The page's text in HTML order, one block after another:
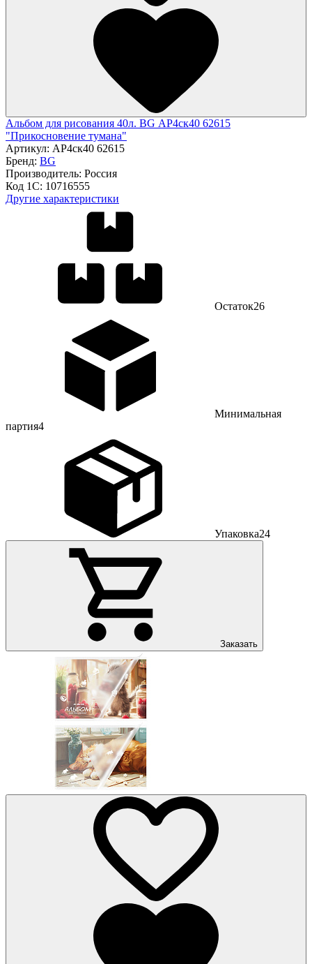
Альбом для рисования 40л. BG АР4ск40 62615
"Прикосновение тумана"
Артикул: АР4ск40 62615
Бренд: BG
Производитель: Россия
Код 1С: 10716555
Другие характеристики
Остаток26
Минимальная
партия4
Упаковка24
Заказать